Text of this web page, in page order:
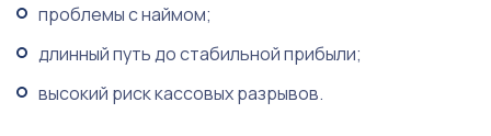
проблемы с наймом;
длинный путь до стабильной прибыли;
высокий риск кассовых разрывов.